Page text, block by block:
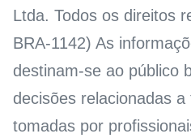
Ltda. Todos os direitos
BRA-1142) As
destinam-se ao público
decisões relacionadas
tomadas por